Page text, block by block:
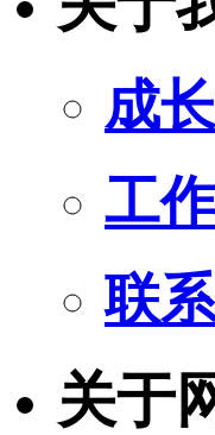
成
工
联
关于